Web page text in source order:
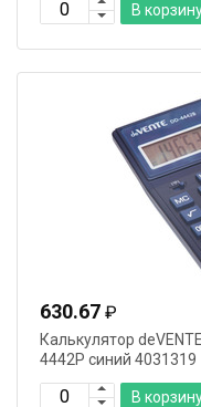
В
630.67 ₽
Калькулятор
4442P синий 4031319
В